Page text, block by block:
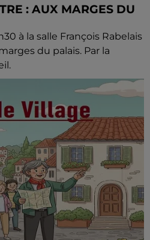
: AUX MARGES DU
à la salle François Rabelais
du palais. Par la